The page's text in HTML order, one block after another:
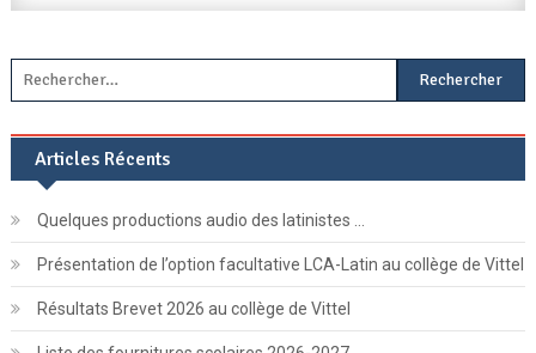
Rechercher :
Articles Récents
Quelques productions audio des latinistes …
Présentation de l’option facultative LCA-Latin au collège de Vittel
Résultats Brevet 2026 au collège de Vittel